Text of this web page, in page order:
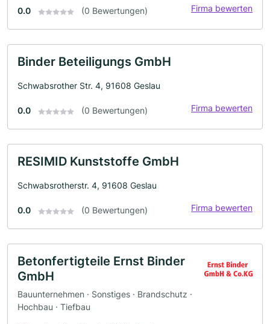
0.0 (0 Bewertungen) Firma bewerten
Binder Beteiligungs GmbH
Schwabsrother Str. 4, 91608 Geslau
0.0 (0 Bewertungen) Firma bewerten
RESIMID Kunststoffe GmbH
Schwabsrotherstr. 4, 91608 Geslau
0.0 (0 Bewertungen) Firma bewerten
Betonfertigteile Ernst Binder
GmbH
Bauunternehmen · Sonstiges · Brandschutz ·
Hochbau · Tiefbau